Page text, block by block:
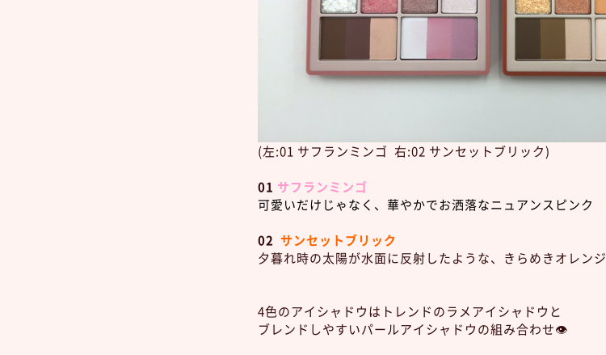
(左:01 サフランミンゴ 右:02 サンセットブリック)
01 サフランミンゴ
可愛いだけじゃなく、華やかでお洒落なニュアンスピンク
02 サンセットブリック
夕暮れ時の太陽が水面に反射したような、きらめきオレンジ
4色のアイシャドウはトレンドのラメアイシャドウと
ブレンドしやすいパールアイシャドウの組み合わせ👁